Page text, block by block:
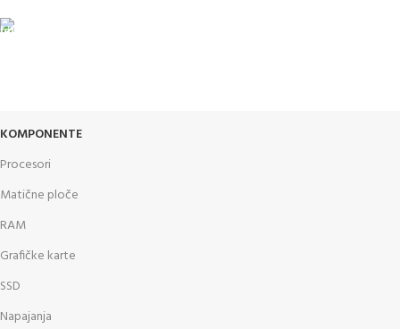
KOMPONENTE
Procesori
Matične ploče
RAM
Grafičke karte
SSD
Napajanja